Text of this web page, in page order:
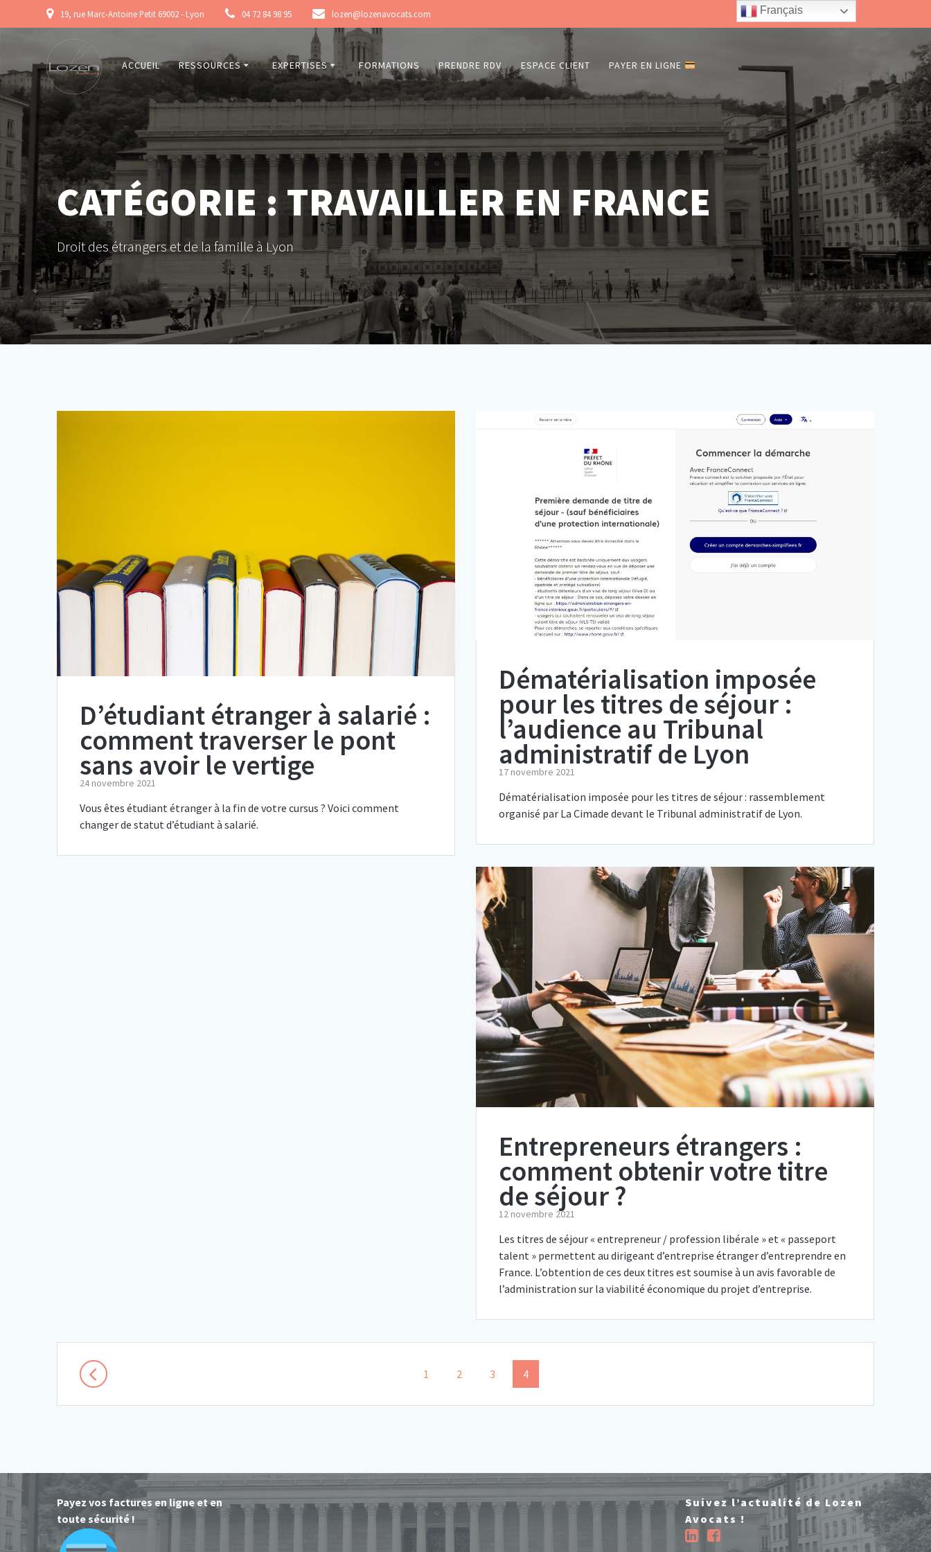
to
19, rue Marc-Antoine Petit 69002 - Lyon 04 72 84 98 95 lozen@lozenavocats.com
ACCUEIL RESSOURCES EXPERTISES FORMATIONS PRENDRE RDV ESPACE CLIENT PAYER EN LIGNE
CATÉGORIE : TRAVAILLER EN FRANCE
Droit des étrangers et de la famille à Lyon
D’étudiant étranger à salarié :
comment traverser le pont
sans avoir le vertige
24 novembre 2021
Vous êtes étudiant étranger à la fin de votre cursus ? Voici comment
changer de statut d’étudiant à salarié.
Dématérialisation imposée
pour les titres de séjour :
l’audience au Tribunal
administratif de Lyon
17 novembre 2021
Dématérialisation imposée pour les titres de séjour : rassemblement
organisé par La Cimade devant le Tribunal administratif de Lyon.
Entrepreneurs étrangers :
comment obtenir votre titre
de séjour ?
12 novembre 2021
Les titres de séjour « entrepreneur / profession libérale » et « passeport
talent » permettent au dirigeant d’entreprise étranger d’entreprendre en
France. L’obtention de ces deux titres est soumise à un avis favorable de
l’administration sur la viabilité économique du projet d’entreprise.
Posts
navigation
Page
1 Page
2 Page
3 Page
4
Payez vos factures en ligne et en
toute sécurité !
Suivez l’actualité de Lozen
Avocats !
Français